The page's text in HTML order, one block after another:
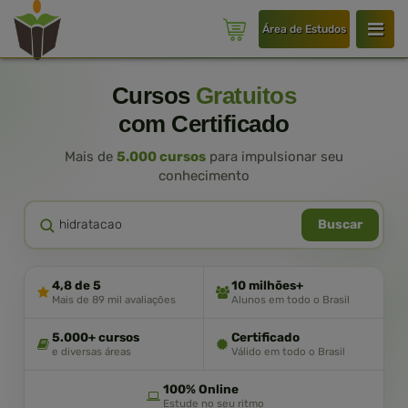
Área de Estudos
Cursos Gratuitos
com Certificado
Mais de 5.000 cursos para impulsionar seu
conhecimento
Buscar
4,8 de 5
Mais de 89 mil avaliações
10 milhões+
Alunos em todo o Brasil
5.000+ cursos
e diversas áreas
Certificado
Válido em todo o Brasil
100% Online
Estude no seu ritmo